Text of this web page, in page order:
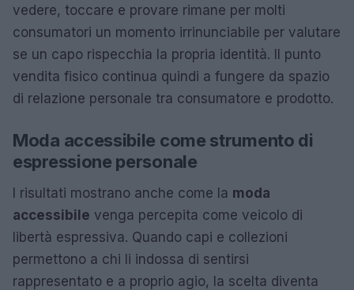
vedere, toccare e provare rimane per molti
consumatori un momento irrinunciabile per valutare
se un capo rispecchia la propria identità. Il punto
vendita fisico continua quindi a fungere da spazio
di relazione personale tra consumatore e prodotto.
Moda accessibile come strumento di
espressione personale
I risultati mostrano anche come la moda
accessibile venga percepita come veicolo di
libertà espressiva. Quando capi e collezioni
permettono a chi li indossa di sentirsi
rappresentato e a proprio agio, la scelta diventa